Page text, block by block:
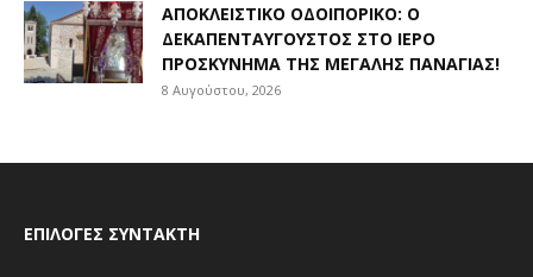
ΑΠΟΚΛΕΙΣΤΙΚΟ ΟΔΟΙΠΟΡΙΚΟ: Ο
ΔΕΚΑΠΕΝΤΑΎΓΟΥΣΤΟΣ ΣΤΟ ΙΕΡΌ
ΠΡΟΣΚΎΝΗΜΑ ΤΗΣ ΜΕΓΆΛΗΣ ΠΑΝΑΓΊΑΣ!
8 Αυγούστου, 2026
ΕΠΙΛΟΓΈΣ ΣΥΝΤΆΚΤΗ